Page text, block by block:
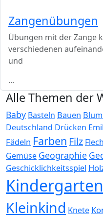
Zangenübungen
Übungen mit der Zange
verschiedenen
und
...
Alle Themen der
Baby Basteln Bauen
Deutschland Drücken
Fädeln Farben Filz
Gemüse Geographie
Geschicklichkeitsspiel
Kleinkind Knete